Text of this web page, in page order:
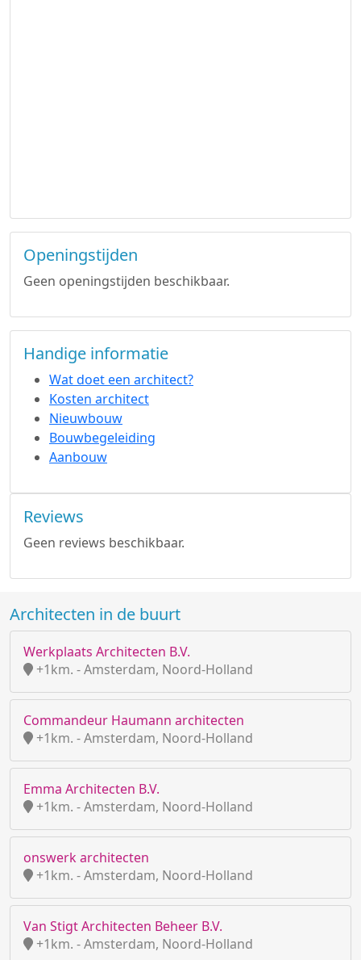
Openingstijden
Geen openingstijden beschikbaar.
Handige informatie
Wat doet een architect?
Kosten architect
Nieuwbouw
Bouwbegeleiding
Aanbouw
Reviews
Geen reviews beschikbaar.
Architecten in de buurt
Werkplaats Architecten B.V.
+1km. - Amsterdam, Noord-Holland
Commandeur Haumann architecten
+1km. - Amsterdam, Noord-Holland
Emma Architecten B.V.
+1km. - Amsterdam, Noord-Holland
onswerk architecten
+1km. - Amsterdam, Noord-Holland
Van Stigt Architecten Beheer B.V.
+1km. - Amsterdam, Noord-Holland